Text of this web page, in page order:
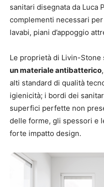
sanitari disegnata da Luca
complementi necessari
lavabi, piani d’appoggio
Le proprietà di Livin-
un materiale antibatterico
alti standard di qualità
igienicità; i bordi dei
superfici perfette non
delle forme, gli spessori e
forte impatto design.